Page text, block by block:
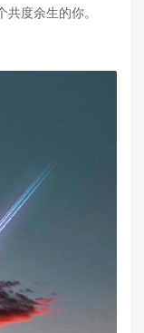
度余生的你。